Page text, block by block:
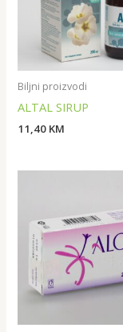
Biljni proizvodi
ALTAL SIRUP
11,40 KM